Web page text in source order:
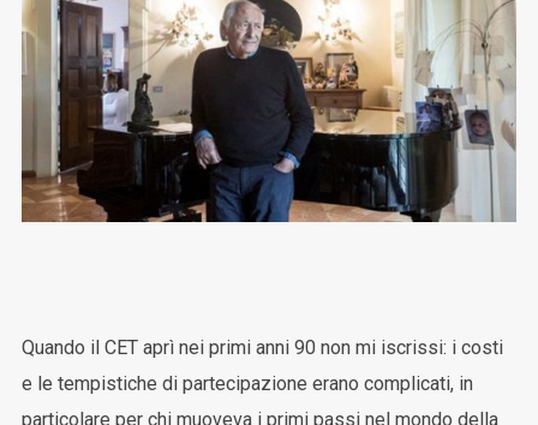
Quando il CET aprì nei primi anni 90 non mi iscrissi: i costi
e le tempistiche di partecipazione erano complicati, in
particolare per chi muoveva i primi passi nel mondo della